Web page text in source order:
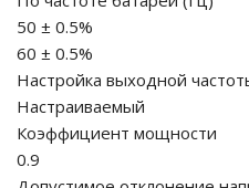
50 ± 0.5%
60 ± 0.5%
Настройка выходной
Настраиваемый
Коэффициент мощности
0.9